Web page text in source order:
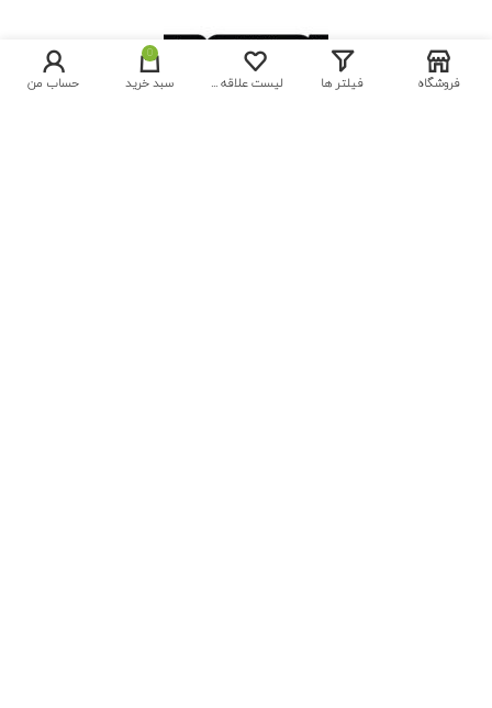
فروشگاه فیلتر ها لیست علاقه مندی ها
0
سبد خرید حساب من